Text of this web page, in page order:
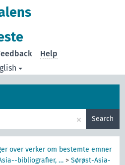
Help
× Search
over verker om bestemte emner
bibliografier, … >Sørøst-Asia-